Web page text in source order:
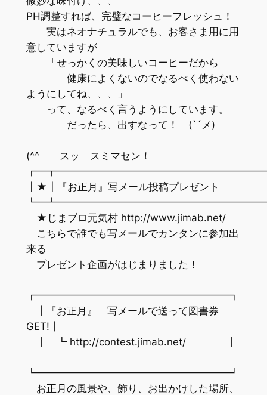
PH調整すれば、完璧なコーヒーフレッシュ！
実はネオナチュラルでも、お客さま用に用
意していますが
「せっかくの美味しいコーヒーだから
健康によくないのでなるべく使わない
ようにしてね、、、」
って、なるべく言うようにしています。
だったら、出すなって！ (`´メ)
(^^ゞ スッ スミマセン！
┃★┃『お正月』写メール投稿プレゼント
★じまブロ元気村 http://www.jimab.net/
こちらで誰でも写メールでカンタンに参加出
来る
プレゼント企画がはじまりました！
┏━━━━━━━━━━━━━━━━━━━┓
┃『お正月』 写メールで送って図書券
GET!┃
┃ ┗ http://contest.jimab.net/ ┃
┗━━━━━━━━━━━━━━━━━━━┛
お正月の風景や、飾り、お出かけした場所、